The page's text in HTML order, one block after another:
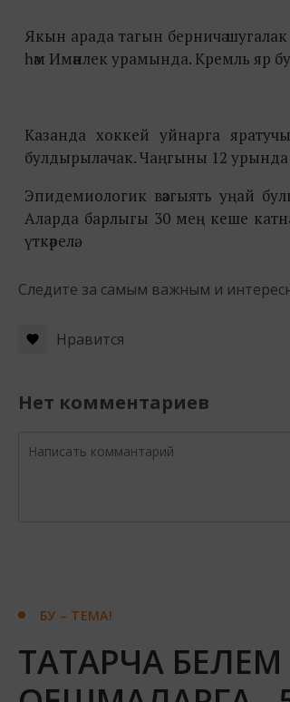
Якын арада тагын берничә
һәм Имәнлек урамында. Кремль яр
Казанда хоккей уйнарга
булдырылачак. Чаңгыны 12 урында
Эпидемиологик вәзгыять уңай
Аларда барлыгы 30 мең кеше
үткәрелә.
Следите за самым важным и
Нравится
Нет комментариев
БУ – ТЕМА!
ТАТАРЧА БЕЛЕМ